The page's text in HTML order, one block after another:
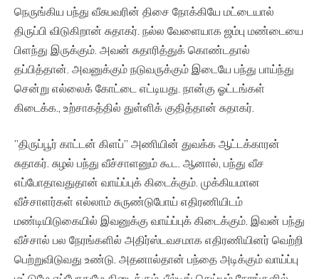
நெருங்கிய பந்து வீசுபவரின் திசை நோக்கியே மட்டையால்
திருப்பி விடுகிறான் சுதாகர். நல்ல வேளையாக ஜம்பு மண்டையை
பிளந்து இருக்கும். அவன் சுதாரித்துக் கொண்டதால்
தப்பித்தான். அவனுக்கும் நடுவருக்கும் இடையே பந்து பாய்ந்து
சென்று எல்லைக் கோட்டை எட்டியது. நான்கு ஓட்டங்கள்
கிடைக்க., உற்சாகத்தில் துள்ளிக் குதித்தான் சுதாகர்.
”திருப்பூர் காட்டன் கிளப்” அணியின் துவக்க ஆட்டக்காரன்
சுதாகர். சுழல் பந்து வீச்சாளனும் கூட. ஆனால், பந்து வீச
எப்போதாவதுதான் வாய்ப்புக் கிடைக்கும். முக்கியமான
வீச்சாளர்கள் எல்லாம் சுருண்டுபோய் எதிரணியிடம்
மண்டியிடுகையில் இவனுக்கு வாய்ப்புக் கிடைக்கும். இவன் பந்து
வீச்சால் பல நேரங்களில் அதிர்ஸ்டவசமாக எதிரணியினர் வெற்றி
பெற்றுவிடுவது உண்டு. அதனால்தான் பந்தை அடிக்கும் வாய்ப்பு